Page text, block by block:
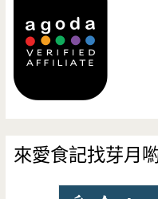
來愛食記找芽月